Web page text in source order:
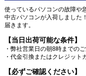
使っているパソコンの故障や
中古パソコンが入荷しました
届きます。
【当日出荷可能な条件】
・弊社営業日の朝8時までの
・代金引換またはクレジッ
【必ずご確認ください】